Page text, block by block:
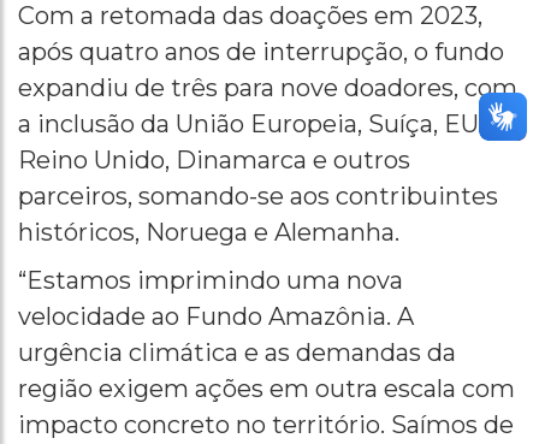
Com a retomada das doações em 2023,
após quatro anos de interrupção, o fundo
expandiu de três para nove doadores, com
a inclusão da União Europeia, Suíça, EUA,
Reino Unido, Dinamarca e outros
parceiros, somando-se aos contribuintes
históricos, Noruega e Alemanha.
“Estamos imprimindo uma nova
velocidade ao Fundo Amazônia. A
urgência climática e as demandas da
região exigem ações em outra escala com
impacto concreto no território. Saímos de